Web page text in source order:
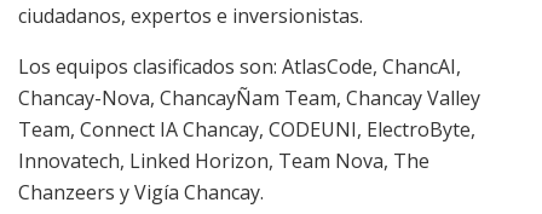
ciudadanos, expertos e inversionistas.
Los equipos clasificados son: AtlasCode, ChancAI,
Chancay-Nova, ChancayÑam Team, Chancay Valley
Team, Connect IA Chancay, CODEUNI, ElectroByte,
Innovatech, Linked Horizon, Team Nova, The
Chanzeers y Vigía Chancay.